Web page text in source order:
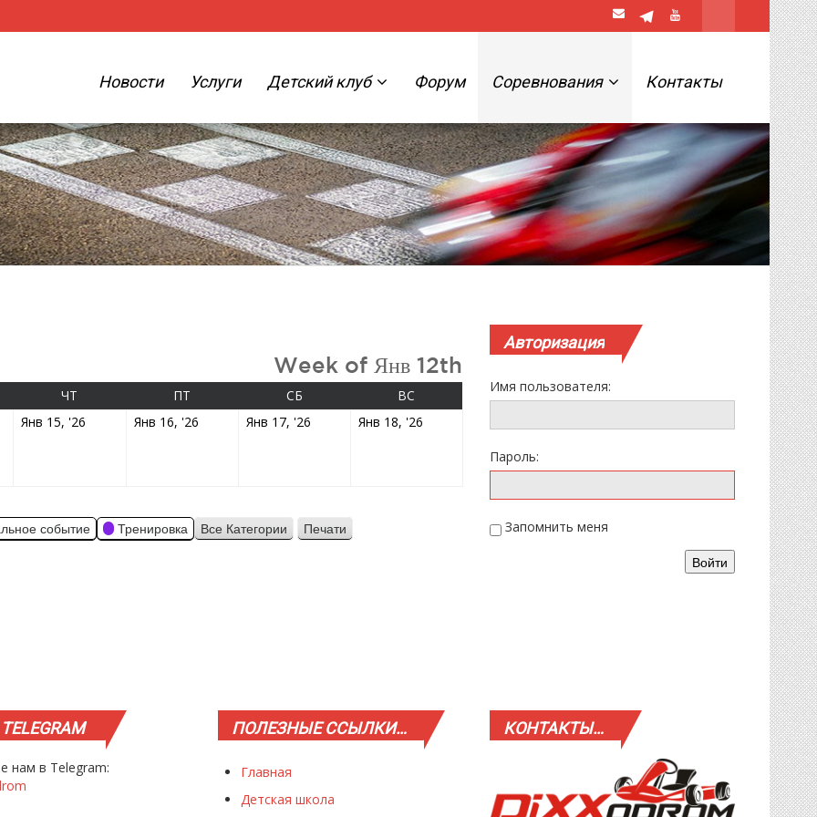
Новости Услуги Детский клуб Форум Соревнования Контакты
Week of Янв 12th
ЧТ ПТ СБСУББОТА ВС ВОСКРЕСЕНЬЕ
Янв 15, '26 15.01.2026Янв 16, '26 16.01.2026Янв 17, '26 17.01.2026Янв 18, '26
событие Тренировка Все Категории Просмотр
Печати
Авторизация
Имя пользователя:
Пароль:
Запомнить меня
Войти
нам в Telegram:
ПОЛЕЗНЫЕССЫЛКИ…
Главная
Детская школа
КОНТАКТЫ…